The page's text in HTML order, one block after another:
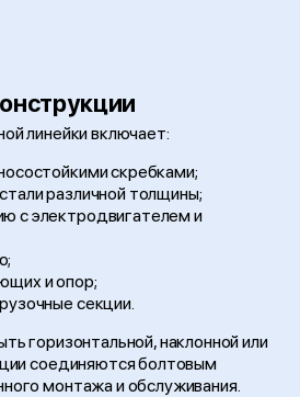
линейки включает:
скребками;
различной толщины;
с электродвигателем и
и опор;
секции.
горизонтальной, наклонной или
соединяются болтовым
монтажа и обслуживания.